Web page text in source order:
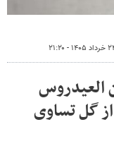
- ۲۱:۲۰
گل تساوی